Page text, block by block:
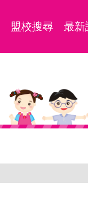
盟校搜尋 最新